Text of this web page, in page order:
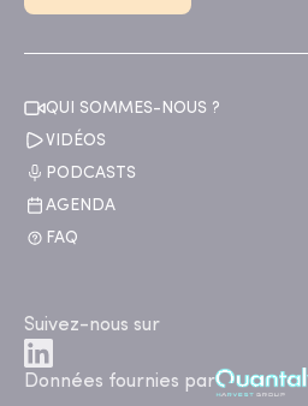
QUI SOMMES-NOUS ?
VIDÉOS
PODCASTS
AGENDA
FAQ
Suivez-nous sur
Données fournies par